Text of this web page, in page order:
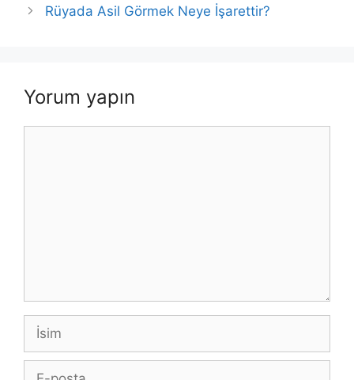
Rüyada Asil Görmek Neye İşarettir?
Yorum yapın
İsim